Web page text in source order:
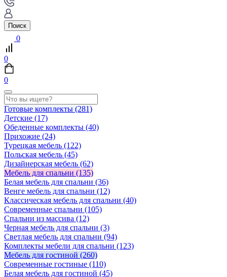
Поиск
0
0
0
Готовые комплекты (281)
Детские (17)
Обеденные комплекты (40)
Прихожие (24)
Турецкая мебель (122)
Польская мебель (45)
Дизайнерская мебель (62)
Мебель для спальни (135)
Белая мебель для спальни (36)
Венге мебель для спальни (12)
Классическая мебель для спальни (40)
Современные спальни (105)
Спальни из массива (12)
Черная мебель для спальни (3)
Светлая мебель для спальни (94)
Комплекты мебели для спальни (123)
Мебель для гостиной (260)
Современные гостиные (110)
Белая мебель для гостиной (45)